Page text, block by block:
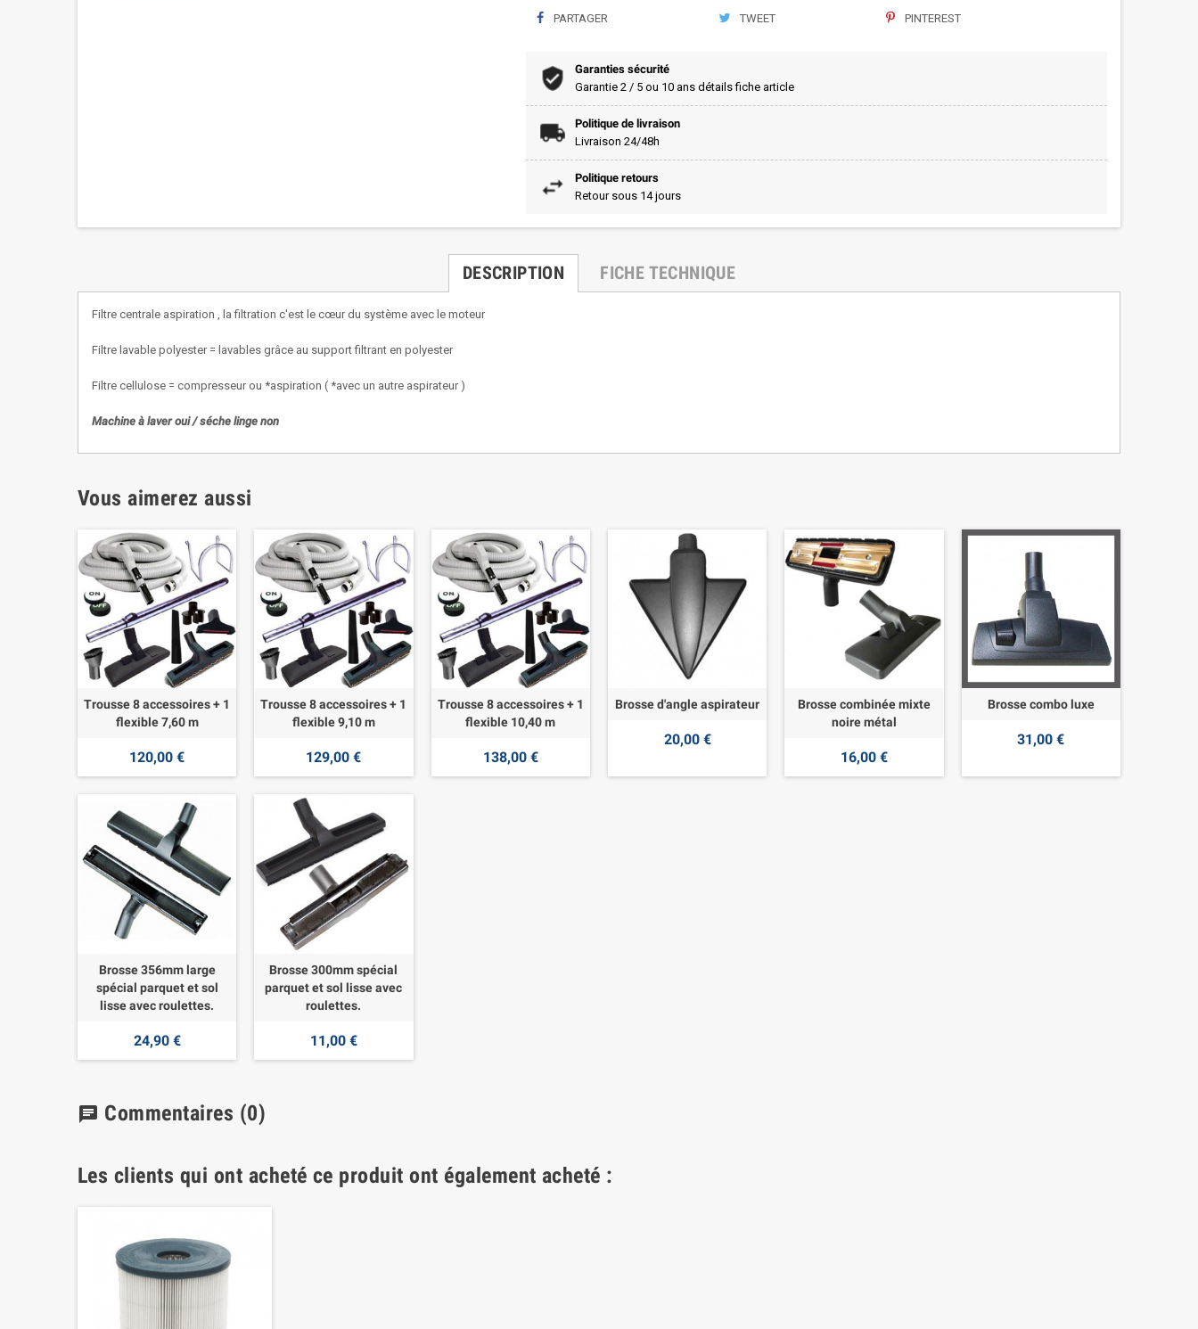
PARTAGER TWEET PINTEREST
Garanties sécurité
Garantie 2 / 5 ou 10 ans détails fiche article
Politique de livraison
Livraison 24/48h
Politique retours
Retour sous 14 jours
DESCRIPTION FICHE TECHNIQUE
Filtre centrale aspiration , la filtration c'est le cœur du système avec le moteur
Filtre lavable polyester = lavables grâce au support filtrant en polyester
Filtre cellulose = compresseur ou *aspiration ( *avec un autre aspirateur )
Machine à laver oui / séche linge non
Vous aimerez aussi
Trousse 8 accessoires + 1
flexible 7,60 m
120,00 €
Trousse 8 accessoires + 1
flexible 9,10 m
129,00 €
Trousse 8 accessoires + 1
flexible 10,40 m
138,00 €
Brosse d'angle aspirateur
20,00 €
Brosse combinée mixte
noire métal
16,00 €
Brosse combo luxe
31,00 €
Brosse 356mm large
spécial parquet et sol
lisse avec roulettes.
24,90 €
Brosse 300mm spécial
parquet et sol lisse avec
roulettes.
11,00 €
chat Commentaires (0)
Les clients qui ont acheté ce produit ont également acheté :